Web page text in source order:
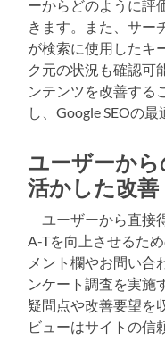
ーからどのように評
きます。また、サー
が検索に使用したキ
ク元の状況も確認可
ンテンツを改善する
し、Google SEOの最
ユーザーか
活かした改善
ユーザーから直接
A-Tを向上させるた
メント欄やお問い合
ンケート調査を実施
疑問点や改善要望を
ビューはサイトの信